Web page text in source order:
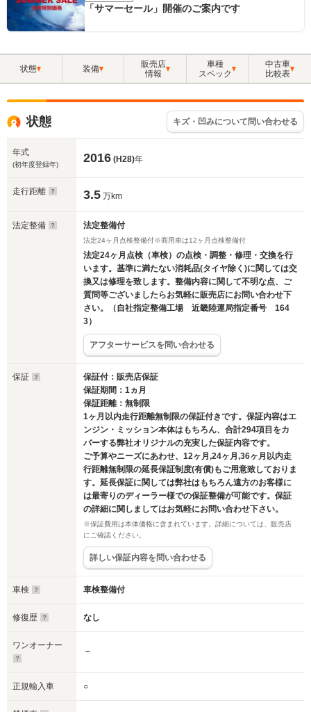
「サマーセール」開催のご案内です
状態 装備
販売店
情報
車種
スペック
中古車
比較表
状態 キズ・凹みについて問い合わせる
年式
(初年度登録年) 2016 (H28)年
走行距離 3.5 万km
法定整備 法定整備付
法定24ヶ月点検整備付※商用車は12ヶ月点検整備付
法定24ヶ月点検（車検）の点検・調整・修理・交換を行
います。基準に満たない消耗品(タイヤ除く)に関しては交
換又は修理を致します。整備内容に関して不明な点、ご
質問等ございましたらお気軽に販売店にお問い合わせ下
さい。（自社指定整備工場 近畿陸運局指定番号 164
3）
アフターサービスを問い合わせる
保証
保証付：販売店保証
保証期間：1ヵ月
保証距離：無制限
1ヶ月以内走行距離無制限の保証付きです。保証内容はエ
ンジン・ミッション本体はもちろん、合計294項目をカ
バーする弊社オリジナルの充実した保証内容です。
ご予算やニーズにあわせ、12ヶ月,24ヶ月,36ヶ月以内走
行距離無制限の延長保証制度(有償)もご用意致しておりま
す。延長保証に関しては弊社はもちろん遠方のお客様に
は最寄りのディーラー様での保証整備が可能です。保証
の詳細に関しましてはお気軽にお問い合わせ下さい。
※保証費用は本体価格に含まれています。詳細については、販売店
にご確認ください。
詳しい保証内容を問い合わせる
車検 車検整備付
修復歴 なし
ワンオーナー
－
正規輸入車 ○